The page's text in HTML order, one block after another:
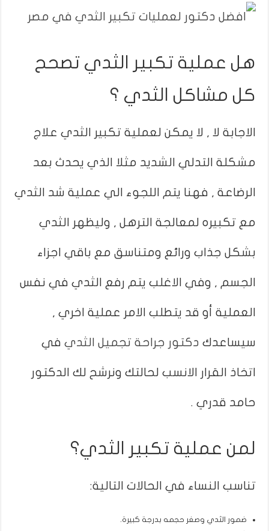
هل عملية تكبير الثدي تصحح
كل مشاكل الثدي ؟
الاجابة لا , لا يمكن لعملية تكبير الثدي علاج
مشكلة التدلي الشديد مثلا الذي يحدث بعد
الرضاعة , فهنا يتم اللجوء الي عملية شد الثدي
مع تكبيره لمعالجة الترهل , وليظهر الثدي
بشكل جذاب ورائع ومتناسق مع باقي اجزاء
الجسم , وفي الاغلب يتم رفع الثدي في نفس
العملية أو قد يتطلب الامر عملية اخري ,
سيساعدك دكتور جراحة تجميل الثدي في
اتخاذ القرار الانسب لحالتك ونرشح لك الدكتور
حامد قدري .
لمن عملية تكبير الثدي؟
تناسب النساء في الحالات التالية:
ضمور الثدي وصغر حجمه بدرجة كبيرة.